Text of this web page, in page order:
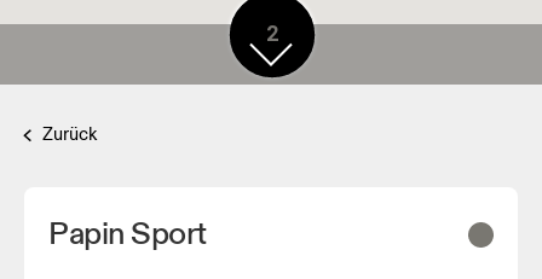
2
Zurück
Papin Sport